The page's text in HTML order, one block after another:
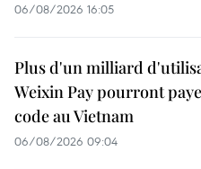
06/08/2026 16:05
Plus d'un milliard
Weixin Pay pourront
code au Vietnam
06/08/2026 09:04